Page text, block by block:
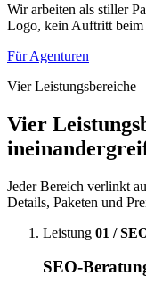
Wir arbeiten als stiller
Logo, kein Auftritt beim
Für Agenturen
Vier Leistungsbereiche
Vier
Jeder Bereich verlinkt
Details, Paketen und
Leistung 01 /
SEO-